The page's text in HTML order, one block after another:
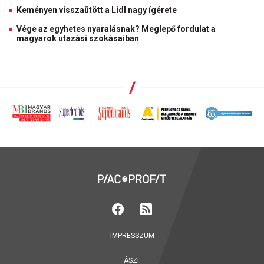
Keményen visszaütött a Lidl nagy ígérete
Vége az egyhetes nyaralásnak? Meglepő fordulat a
magyarok utazási szokásaiban
IMPRESSZUM
ÁSZF